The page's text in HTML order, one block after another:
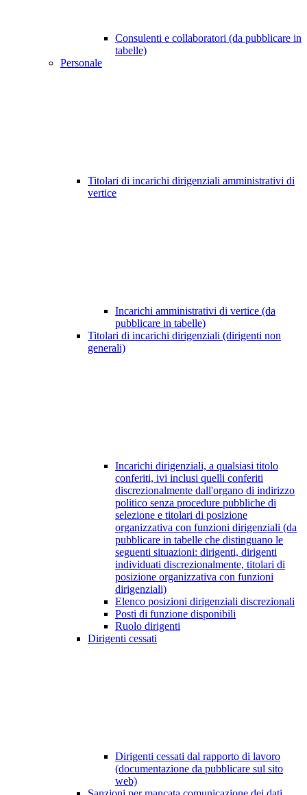
Consulenti e collaboratori (da pubblicare in
tabelle)
Personale
Titolari di incarichi dirigenziali amministrativi di
vertice
Incarichi amministrativi di vertice (da
pubblicare in tabelle)
Titolari di incarichi dirigenziali (dirigenti non
generali)
Incarichi dirigenziali, a qualsiasi titolo
conferiti, ivi inclusi quelli conferiti
discrezionalmente dall'organo di indirizzo
politico senza procedure pubbliche di
selezione e titolari di posizione
organizzativa con funzioni dirigenziali (da
pubblicare in tabelle che distinguano le
seguenti situazioni: dirigenti, dirigenti
individuati discrezionalmente, titolari di
posizione organizzativa con funzioni
dirigenziali)
Elenco posizioni dirigenziali discrezionali
Posti di funzione disponibili
Ruolo dirigenti
Dirigenti cessati
Dirigenti cessati dal rapporto di lavoro
(documentazione da pubblicare sul sito
web)